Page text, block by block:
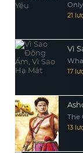
21
Vì
17
The
13